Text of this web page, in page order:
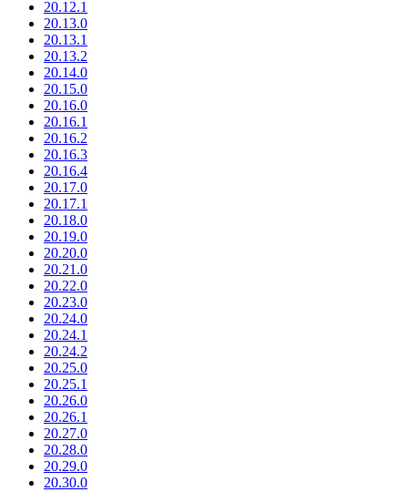
20.12.1
20.13.0
20.13.1
20.13.2
20.14.0
20.15.0
20.16.0
20.16.1
20.16.2
20.16.3
20.16.4
20.17.0
20.17.1
20.18.0
20.19.0
20.20.0
20.21.0
20.22.0
20.23.0
20.24.0
20.24.1
20.24.2
20.25.0
20.25.1
20.26.0
20.26.1
20.27.0
20.28.0
20.29.0
20.30.0